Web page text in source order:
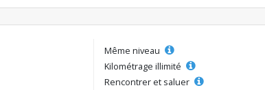
Même niveau
Kilométrage illimité
Rencontrer et saluer